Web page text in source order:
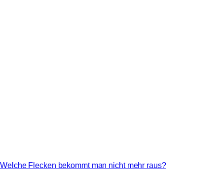
Welche Flecken bekommt man nicht mehr raus?